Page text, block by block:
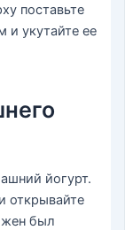
поставьте
укутайте ее
йогурт.
открывайте
был